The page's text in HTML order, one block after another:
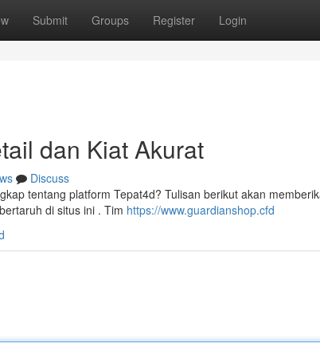
Submit Groups Register Login
dan Kiat Akurat
Discuss
tentang platform Tepat4d? Tulisan berikut akan
di situs ini . Tim https://www.guardianshop.cfd